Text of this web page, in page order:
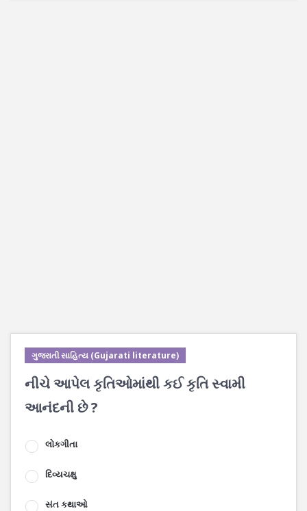
ગુજરાતી સાહિત્ય (Gujarati literature)
નીચે આપેલ કૃતિઓમાંથી કઈ કૃતિ સ્વામી
આનંદની છે ?
લોકગીતા
દિવ્યચક્ષુ
સંત કથાઓ